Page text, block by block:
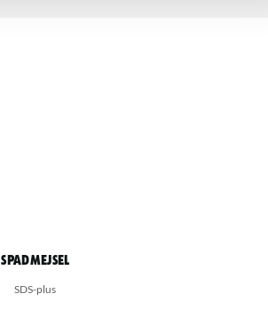
Spadmejsel
SDS-plus